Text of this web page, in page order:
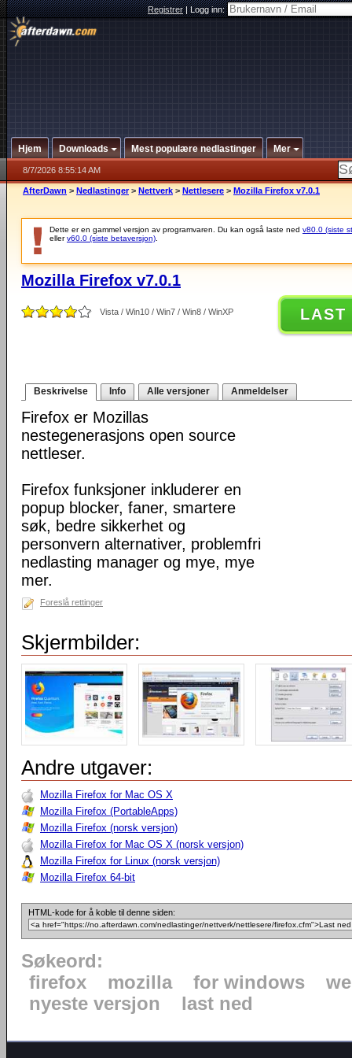
Registrer|Logg inn:
Hjem Downloads Mest populære nedlastinger Mer
8/7/2026 8:55:14 AM
AfterDawn > Nedlastinger > Nettverk > Nettlesere > Mozilla Firefox v7.0.1
Dette er en gammel versjon av programvaren. Du kan også laste ned v80.0 (siste
ellerv60.0 (siste betaversjon)
Mozilla Firefox v7.0.1
Vista / Win10 / Win7 / Win8 / WinXP LAST
Beskrivelse Info Alle versjoner Anmeldelser
Firefox er Mozillas
nestegenerasjons open source
nettleser.
Firefox funksjoner inkluderer en
popup blocker, faner, smartere
søk, bedre sikkerhet og
personvern alternativer, problemfri
nedlasting manager og mye, mye
mer.
Foreslå rettinger
Skjermbilder:
Andre utgaver:
Mozilla Firefox for Mac OS X
Mozilla Firefox (PortableApps)
Mozilla Firefox (norsk versjon)
Mozilla Firefox for Mac OS X (norsk versjon)
Mozilla Firefox for Linux (norsk versjon)
Mozilla Firefox 64-bit
HTML-kode for å koble til denne siden:
Søkeord:
firefox
mozilla for windows
nyeste versjon
last ned